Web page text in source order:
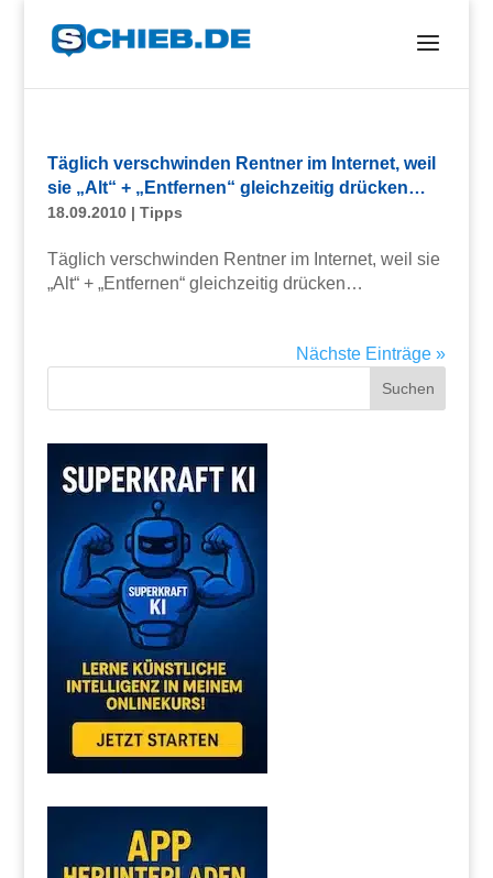
Täglich verschwinden Rentner im Internet, weil
sie „Alt“ + „Entfernen“ gleichzeitig drücken…
18.09.2010| Tipps
Täglich verschwinden Rentner im Internet, weil sie
„Alt“ + „Entfernen“ gleichzeitig drücken…
Nächste Einträge »